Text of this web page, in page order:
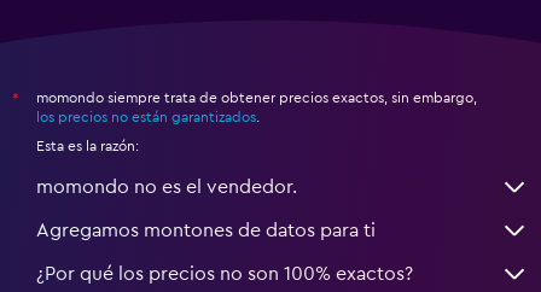
*
momondo siempre trata de obtener precios exactos, sin embargo,
los precios no están garantizados
Esta es la razón:
momondo no es el vendedor.
Agregamos montones de datos para ti
¿Por qué los precios no son 100% exactos?